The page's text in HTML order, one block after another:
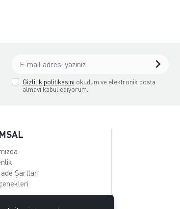
Gizlilik politikasını okudum ve elektronik posta
almayı kabul ediyorum.
Şartları